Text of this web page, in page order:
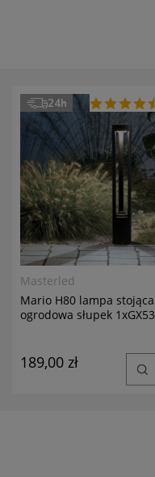
24h
Masterled
Mario H80 lampa stojąca
ogrodowa słupek 1xGX53
189,00 zł